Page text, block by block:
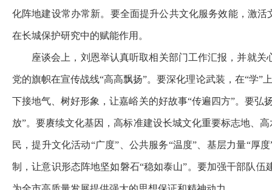
化阵地建设常办常新。要全面提升公共文化服务效能，激
在长城保护研究中的赋能作用。
座谈会上，刘恩举认真听取相关部门工作汇报，并就
党的旗帜在宣传战线“高高飘扬”。要深化理论武装，在“学”
下接地气、树好形象，让嘉峪关的好故事“传遍四方”。要
放”。要赓续文化基因，高标准建设长城文化重要标志地、
民，提升文化活动“广度”、公共服务“温度”、基层力量“厚
制，让意识形态阵地坚如磐石“稳如泰山”。要加强干部队